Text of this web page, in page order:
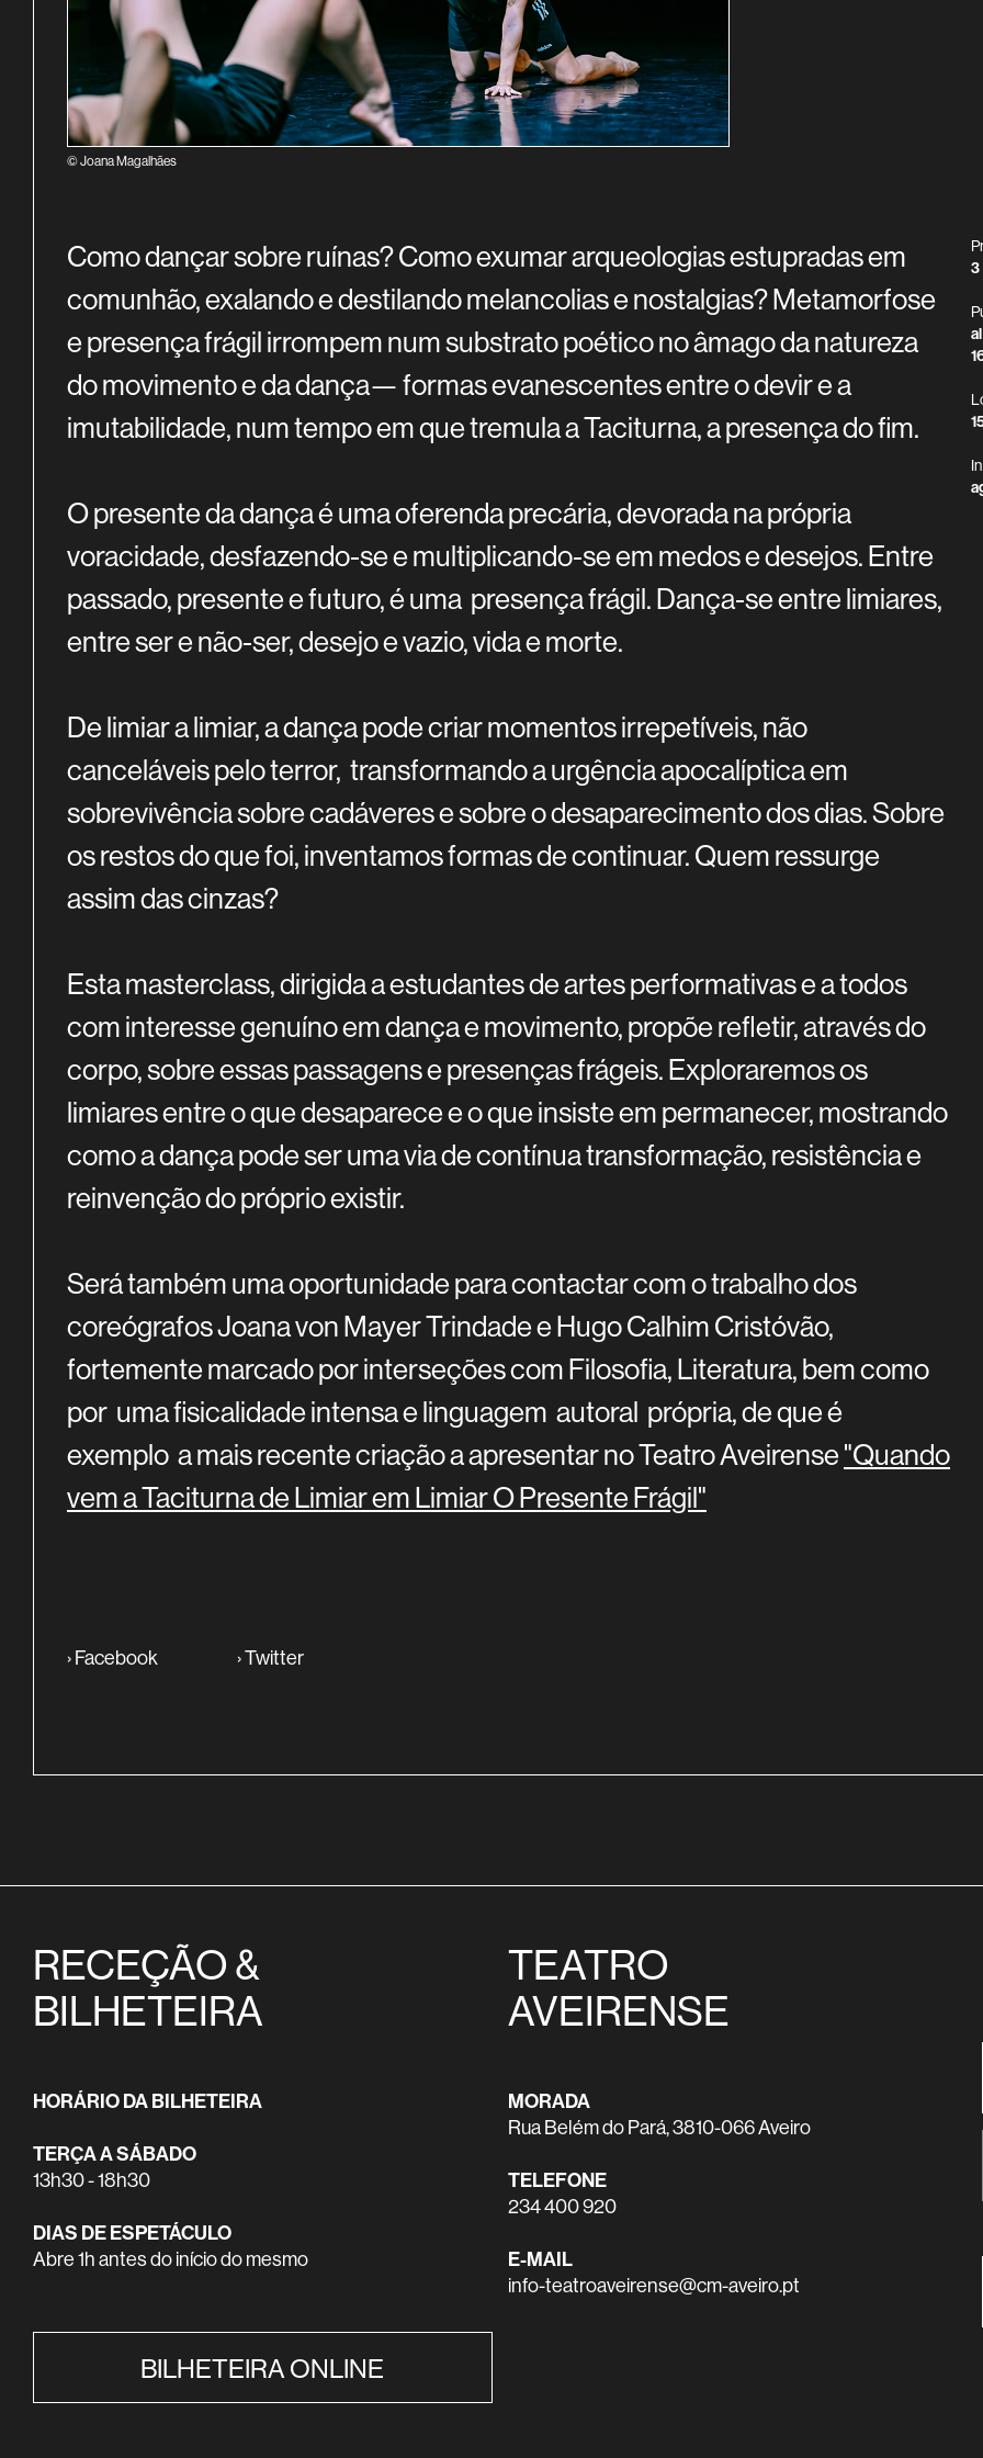
© Joana Magalhães
SINOPSE
Como dançar sobre ruínas? Como exumar arqueologias estupradas em
comunhão, exalando e destilando melancolias e nostalgias? Metamorfose
e presença frágil irrompem num substrato poético no âmago da natureza
do movimento e da dança— formas evanescentes entre o devir e a
imutabilidade, num tempo em que tremula a Taciturna, a presença do fim.
O presente da dança é uma oferenda precária, devorada na própria
voracidade, desfazendo-se e multiplicando-se em medos e desejos. Entre
passado, presente e futuro, é uma presença frágil. Dança-se entre limiares,
entre ser e não-ser, desejo e vazio, vida e morte.
De limiar a limiar, a dança pode criar momentos irrepetíveis, não
canceláveis pelo terror, transformando a urgência apocalíptica em
sobrevivência sobre cadáveres e sobre o desaparecimento dos dias. Sobre
os restos do que foi, inventamos formas de continuar. Quem ressurge
assim das cinzas?
Esta masterclass, dirigida a estudantes de artes performativas e a todos
com interesse genuíno em dança e movimento, propõe refletir, através do
corpo, sobre essas passagens e presenças frágeis. Exploraremos os
limiares entre o que desaparece e o que insiste em permanecer, mostrando
como a dança pode ser uma via de contínua transformação, resistência e
reinvenção do próprio existir.
Será também uma oportunidade para contactar com o trabalho dos
coreógrafos Joana von Mayer Trindade e Hugo Calhim Cristóvão,
fortemente marcado por interseções com Filosofia, Literatura, bem como
por uma fisicalidade intensa e linguagem autoral própria, de que é
exemplo a mais recente criação a apresentar no Teatro Aveirense"Quando
vem a Taciturna de Limiar em Limiar O Presente Frágil"
3
›Facebook ›Twitter
RECEÇÃO &
BILHETEIRA
HORÁRIO DA BILHETEIRA
TERÇA A SÁBADO
13h30 - 18h30
DIAS DE ESPETÁCULO
Abre 1h antes do início do mesmo
BILHETEIRA ONLINE
TEATRO
AVEIRENSE
MORADA
Rua Belém do Pará, 3810-066 Aveiro
TELEFONE
234 400 920
E-MAIL
info-teatroaveirense@cm-aveiro.pt